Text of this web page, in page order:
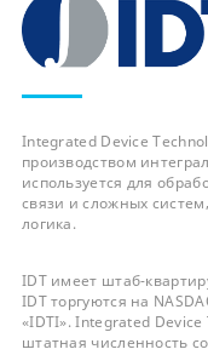
Integrated Device
производством
используется для
связи и сложных
логика.
IDT имеет штаб-
IDT торгуются на
«IDTI». Integrated Device
штатная численность